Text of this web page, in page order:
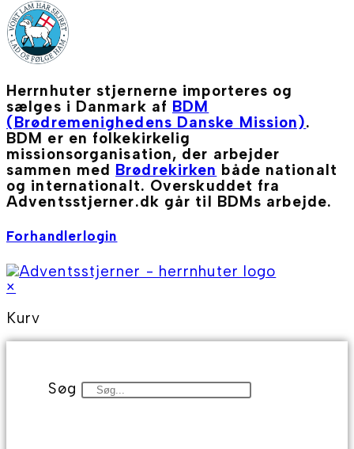
Herrnhuter stjernerne importeres og
sælges i Danmark af BDM
(Brødremenighedens Danske Mission).
BDM er en folkekirkelig
missionsorganisation, der arbejder
sammen med Brødrekirken både nationalt
og internationalt. Overskuddet fra
Adventsstjerner.dk går til BDMs arbejde.
Forhandlerlogin
×
Kurv
Søg